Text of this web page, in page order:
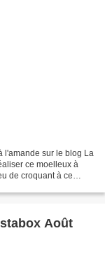
l'amande sur le blog La
ce moelleux à
de croquant à ce
Août